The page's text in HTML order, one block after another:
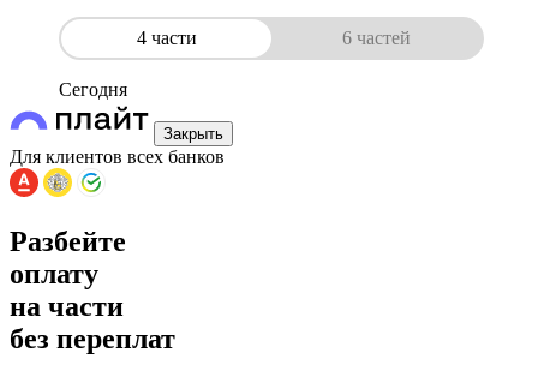
4 части 6 частей
Сегодня
Закрыть
Для клиентов всех банков
Разбейте
оплату
на части
без переплат